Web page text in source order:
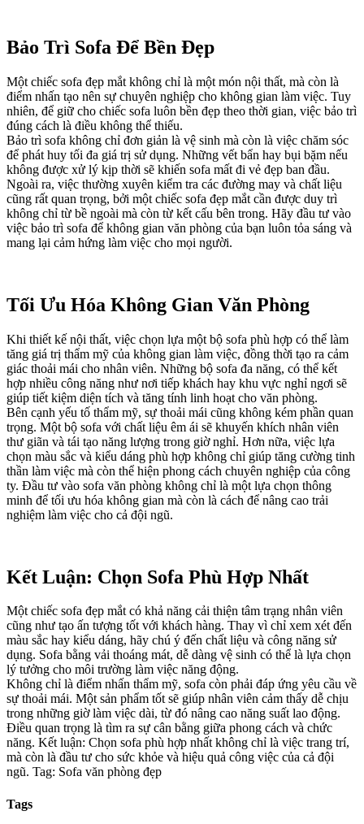
Bảo Trì Sofa Để Bền Đẹp
Một chiếc sofa đẹp mắt không chỉ là một món nội thất, mà còn là
điểm nhấn tạo nên sự chuyên nghiệp cho không gian làm việc. Tuy
nhiên, để giữ cho chiếc sofa luôn bền đẹp theo thời gian, việc bảo trì
đúng cách là điều không thể thiếu.
Bảo trì sofa không chỉ đơn giản là vệ sinh mà còn là việc chăm sóc
để phát huy tối đa giá trị sử dụng. Những vết bẩn hay bụi bặm nếu
không được xử lý kịp thời sẽ khiến sofa mất đi vẻ đẹp ban đầu.
Ngoài ra, việc thường xuyên kiểm tra các đường may và chất liệu
cũng rất quan trọng, bởi một chiếc sofa đẹp mắt cần được duy trì
không chỉ từ bề ngoài mà còn từ kết cấu bên trong. Hãy đầu tư vào
việc bảo trì sofa để không gian văn phòng của bạn luôn tỏa sáng và
mang lại cảm hứng làm việc cho mọi người.
Tối Ưu Hóa Không Gian Văn Phòng
Khi thiết kế nội thất, việc chọn lựa một bộ sofa phù hợp có thể làm
tăng giá trị thẩm mỹ của không gian làm việc, đồng thời tạo ra cảm
giác thoải mái cho nhân viên. Những bộ sofa đa năng, có thể kết
hợp nhiều công năng như nơi tiếp khách hay khu vực nghỉ ngơi sẽ
giúp tiết kiệm diện tích và tăng tính linh hoạt cho văn phòng.
Bên cạnh yếu tố thẩm mỹ, sự thoải mái cũng không kém phần quan
trọng. Một bộ sofa với chất liệu êm ái sẽ khuyến khích nhân viên
thư giãn và tái tạo năng lượng trong giờ nghỉ. Hơn nữa, việc lựa
chọn màu sắc và kiểu dáng phù hợp không chỉ giúp tăng cường tinh
thần làm việc mà còn thể hiện phong cách chuyên nghiệp của công
ty. Đầu tư vào sofa văn phòng không chỉ là một lựa chọn thông
minh để tối ưu hóa không gian mà còn là cách để nâng cao trải
nghiệm làm việc cho cả đội ngũ.
Kết Luận: Chọn Sofa Phù Hợp Nhất
Một chiếc sofa đẹp mắt có khả năng cải thiện tâm trạng nhân viên
cũng như tạo ấn tượng tốt với khách hàng. Thay vì chỉ xem xét đến
màu sắc hay kiểu dáng, hãy chú ý đến chất liệu và công năng sử
dụng. Sofa bằng vải thoáng mát, dễ dàng vệ sinh có thể là lựa chọn
lý tưởng cho môi trường làm việc năng động.
Không chỉ là điểm nhấn thẩm mỹ, sofa còn phải đáp ứng yêu cầu về
sự thoải mái. Một sản phẩm tốt sẽ giúp nhân viên cảm thấy dễ chịu
trong những giờ làm việc dài, từ đó nâng cao năng suất lao động.
Điều quan trọng là tìm ra sự cân bằng giữa phong cách và chức
năng. Kết luận: Chọn sofa phù hợp nhất không chỉ là việc trang trí,
mà còn là đầu tư cho sức khỏe và hiệu quả công việc của cả đội
ngũ. Tag: Sofa văn phòng đẹp
Tags